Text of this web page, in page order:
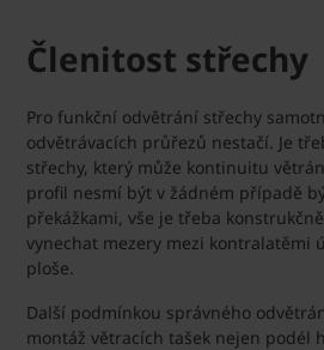
Členitost střechy
Pro funkční odvětrání střechy
odvětrávacích průřezů nestačí. Je
střechy, který může kontinuitu
profil nesmí být v žádném případě
překážkami, vše je třeba
vynechat mezery mezi kontralatěmi
ploše.
Další podmínkou správného
montáž větracích tašek nejen podél